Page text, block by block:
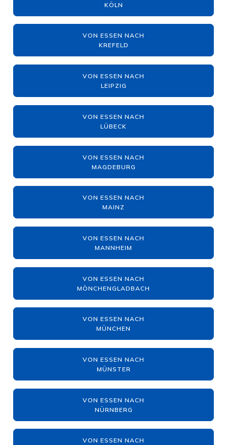
KÖLN
VON ESSEN NACH
KREFELD
VON ESSEN NACH
LEIPZIG
VON ESSEN NACH
LÜBECK
VON ESSEN NACH
MAGDEBURG
VON ESSEN NACH
MAINZ
VON ESSEN NACH
MANNHEIM
VON ESSEN NACH
MÖNCHENGLADBACH
VON ESSEN NACH
MÜNCHEN
VON ESSEN NACH
MÜNSTER
VON ESSEN NACH
NÜRNBERG
VON ESSEN NACH